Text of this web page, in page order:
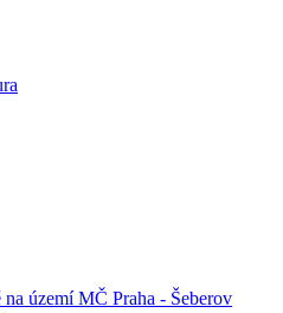
na území MČ Praha - Šeberov